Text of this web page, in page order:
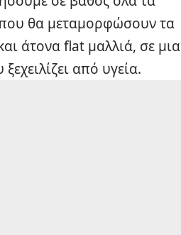
που θα μεταμορφώσουν τα
άτονα flat μαλλιά, σε μια
από υγεία.